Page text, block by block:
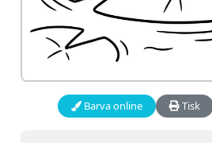
Barva online Tisk